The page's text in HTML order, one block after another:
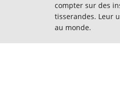
compter sur des
tisserandes. Leur
au monde.